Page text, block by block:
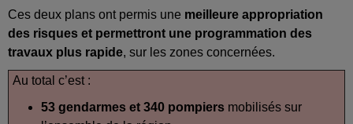
Ces deux plans ont permis une meilleure appropriation
des risques et permettront une programmation des
travaux plus rapide, sur les zones concernées.
Au total c’est :
53 gendarmes et 340 pompiers mobilisés sur